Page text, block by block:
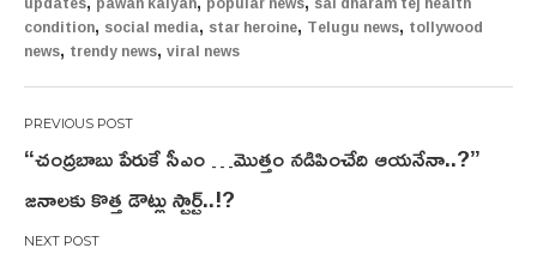
condition, social media, star heroine, Telugu news, tollywood
news, trendy news, viral news
Post
navigation
“చంద్రబాబు పేరుకే సీఎం …మొత్తం నడిపించేది ఆయనేనా..?”
జనాలకు కొత్త డౌట్లు స్టార్ట్..!?